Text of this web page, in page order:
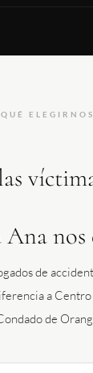
ELEGIRNOS
Ana nos
de
a
de